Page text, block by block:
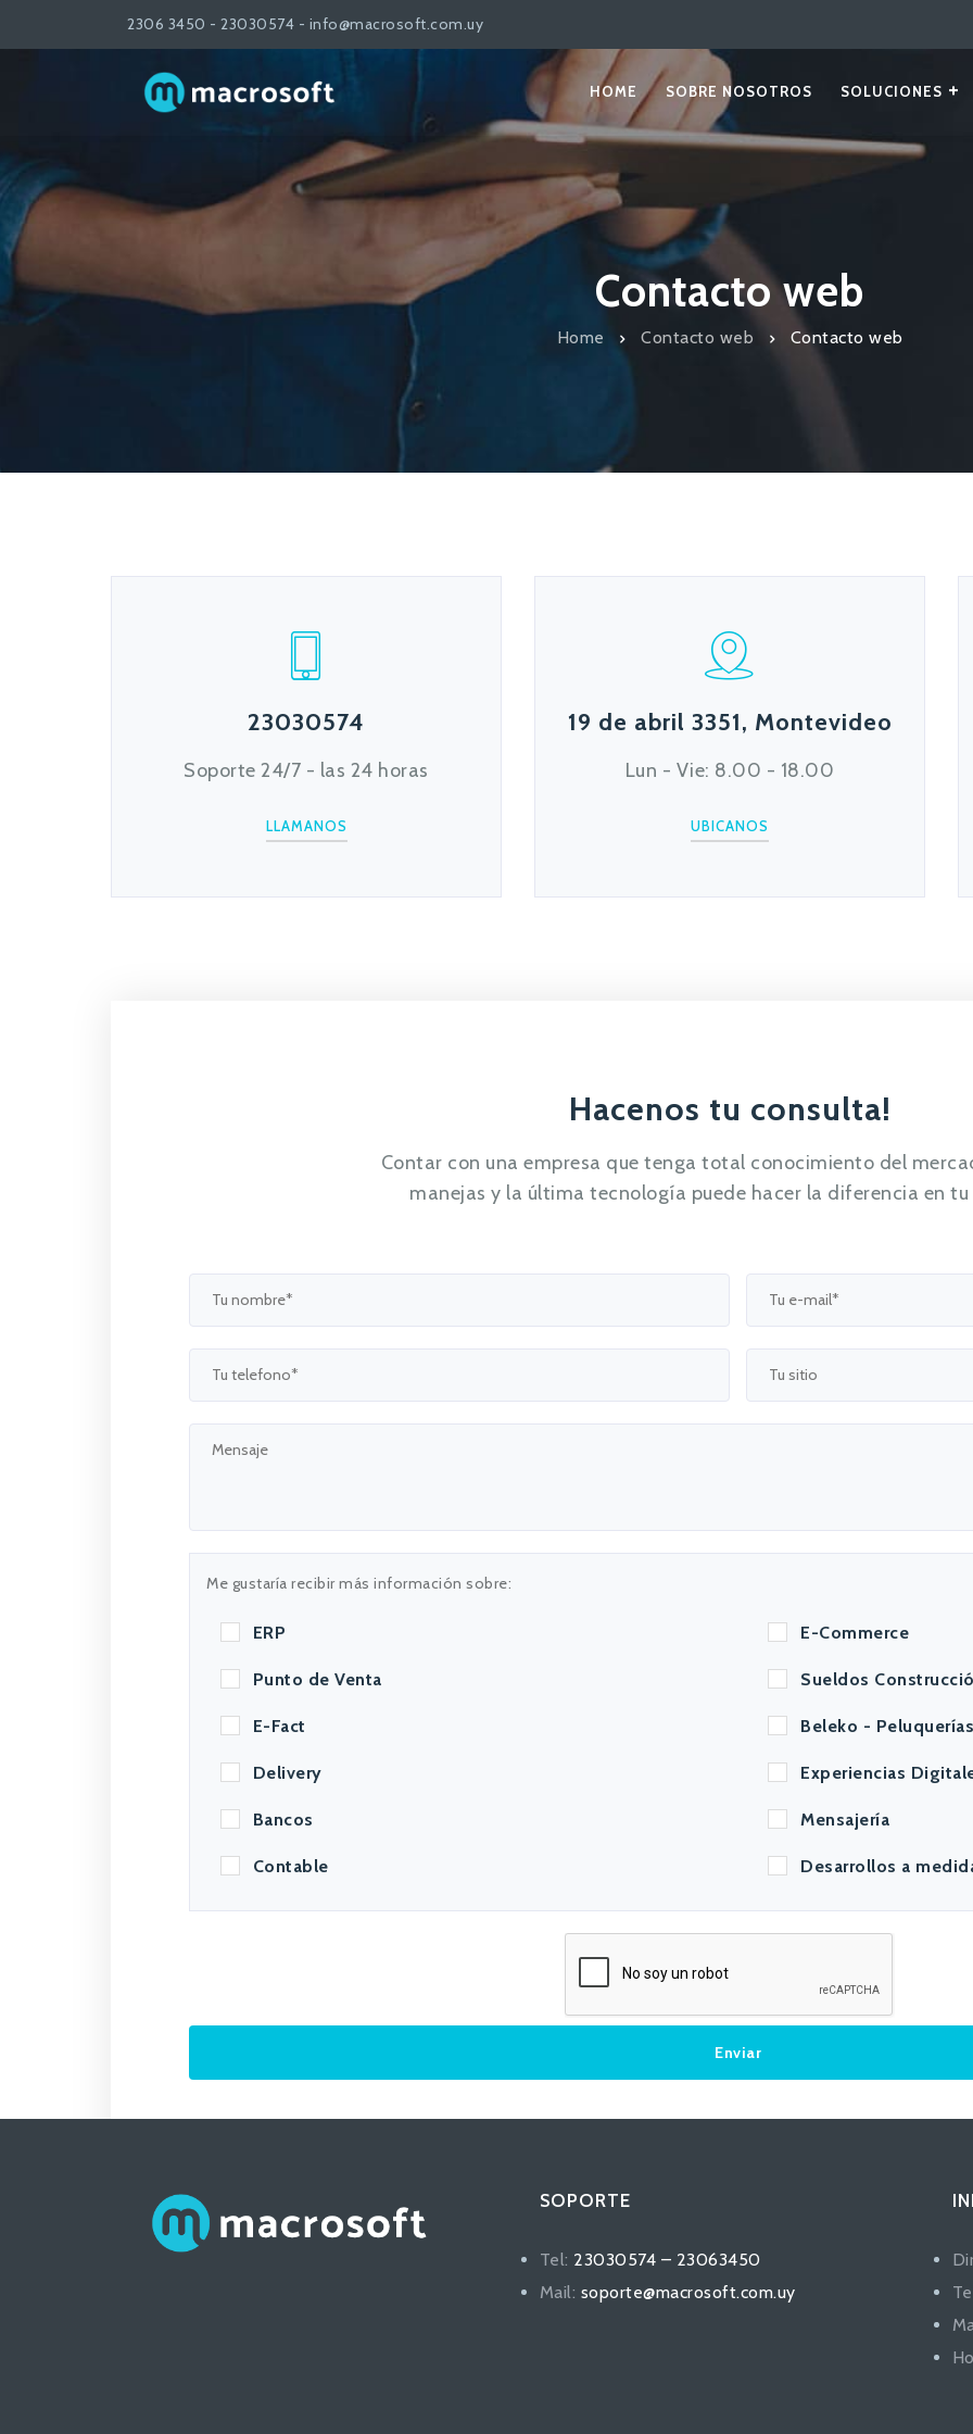
2306 3450 - 23030574 - info@macrosoft.com.uy
HOME SOBRE NOSOTROS SOLUCIONES
Contacto web
Home Contacto web Contacto web
23030574
Soporte 24/7 - las 24 horas
LLAMANOS
19 de abril 3351, Montevideo
Lun - Vie: 8.00 - 18.00
UBICANOS
Hacenos tu consulta!
Contar con una empresa que tenga total conocimiento del
manejas y la última tecnología puede hacer la diferencia en tu
Me gustaría recibir más información sobre:
ERP
Punto de Venta
E-Fact
Delivery
Bancos
Contable
E-Commerce
Sueldos
Beleko - Peluquerías
Experiencias
Mensajería
Desarrollos a
SOPORTE
Tel: 23030574 – 23063450
Mail: soporte@macrosoft.com.uy